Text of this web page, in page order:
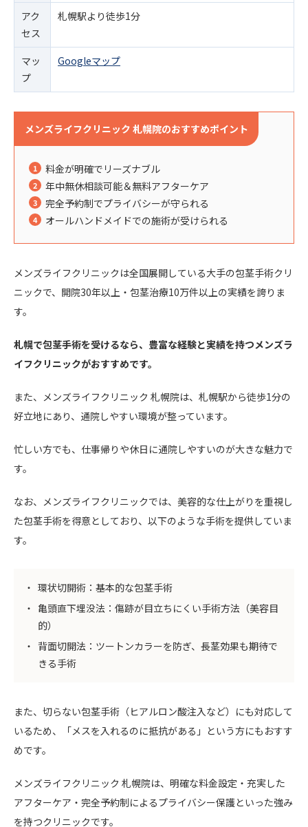
アク
セス
札幌駅より徒歩1分
マッ
プ
Googleマップ
メンズライフクリニック 札幌院のおすすめポイント
料金が明確でリーズナブル
年中無休相談可能＆無料アフターケア
完全予約制でプライバシーが守られる
オールハンドメイドでの施術が受けられる
メンズライフクリニックは全国展開している大手の包茎手術クリ
ニックで、開院30年以上・包茎治療10万件以上の実績を誇りま
す。
札幌で包茎手術を受けるなら、豊富な経験と実績を持つメンズラ
イフクリニックがおすすめです。
また、メンズライフクリニック 札幌院は、札幌駅から徒歩1分の
好立地にあり、通院しやすい環境が整っています。
忙しい方でも、仕事帰りや休日に通院しやすいのが大きな魅力で
す。
なお、メンズライフクリニックでは、美容的な仕上がりを重視し
た包茎手術を得意としており、以下のような手術を提供していま
す。
環状切開術：基本的な包茎手術
亀頭直下埋没法：傷跡が目立ちにくい手術方法（美容目
的）
背面切開法：ツートンカラーを防ぎ、長茎効果も期待で
きる手術
また、切らない包茎手術（ヒアルロン酸注入など）にも対応して
いるため、「メスを入れるのに抵抗がある」という方にもおすす
めです。
メンズライフクリニック 札幌院は、明確な料金設定・充実した
アフターケア・完全予約制によるプライバシー保護といった強み
を持つクリニックです。